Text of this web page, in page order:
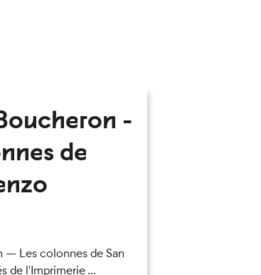
-
de
— Les colonnes de San
de l'Imprimerie ...